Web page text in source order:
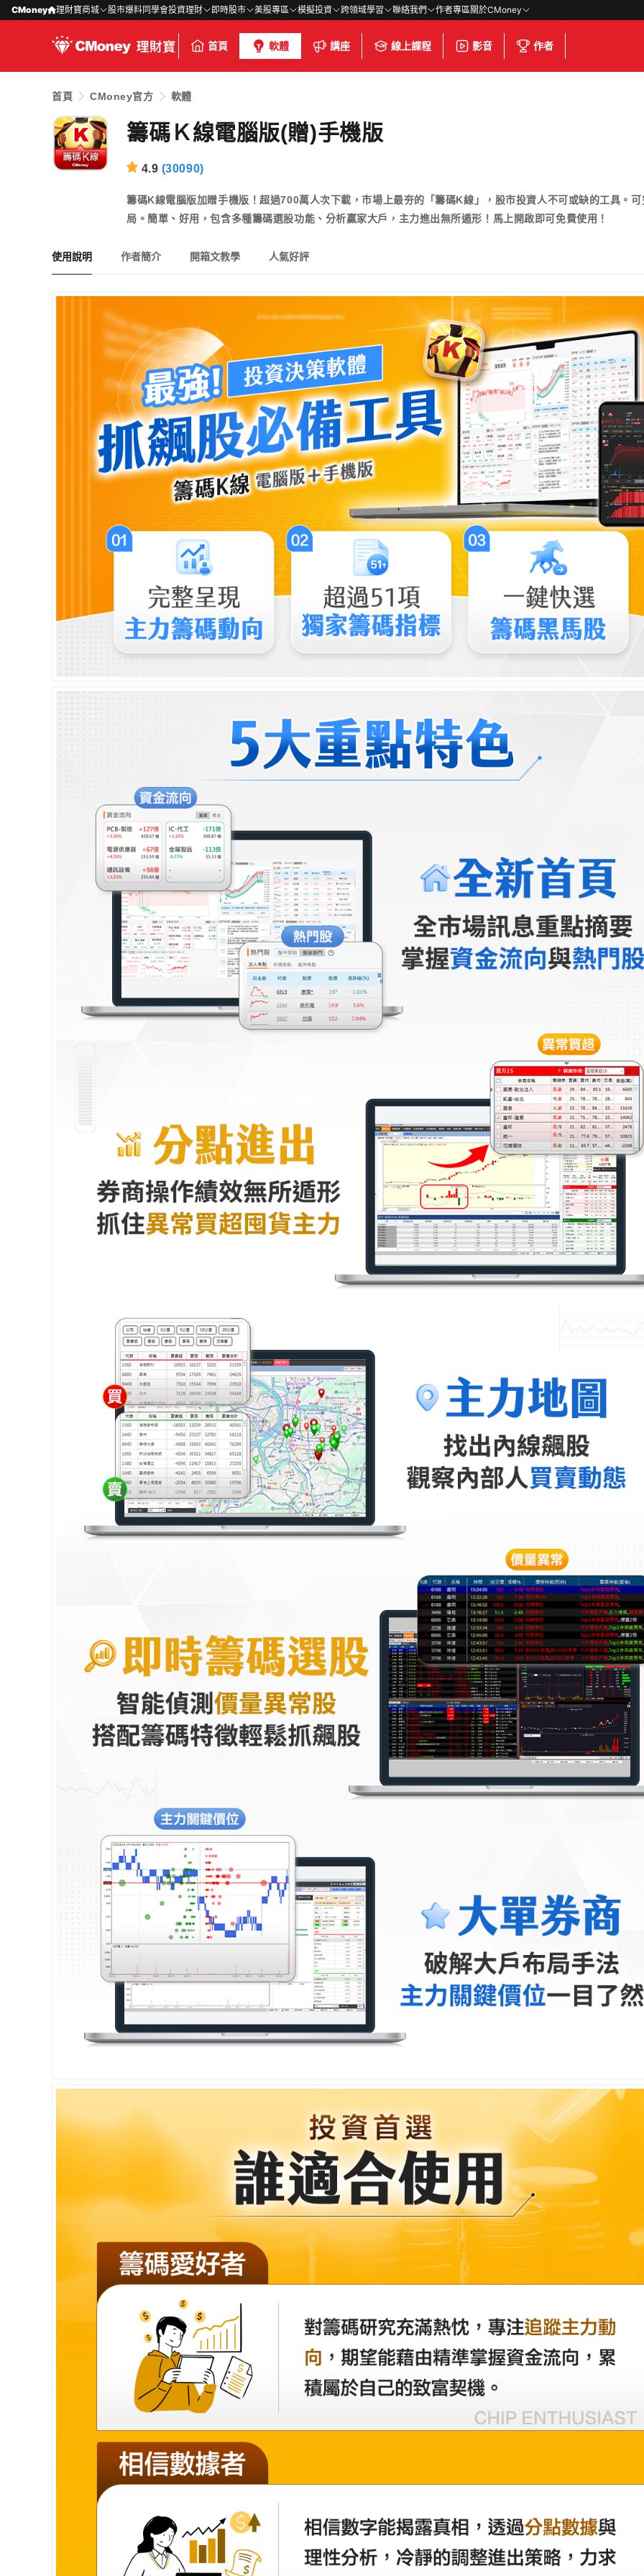
CMoney 理財寶商城 股市爆料同學會投資理財 即時股市 美股專區 模擬投資 跨領域學習 聯絡我們 作者專區關於CMoney
首頁 軟體 講座 線上課程 影音 作者
首頁 CMoney官方 軟體
籌碼Ｋ線電腦版(贈)手機版
4.9 (30090)
籌碼K線電腦版加贈手機版！超過700萬人次下載，市場上最夯的「籌碼K線」，股市投資人不可或缺的工具。
局。簡單、好用，包含多種籌碼選股功能、分析贏家大戶，主力進出無所遁形！馬上開啟即可免費使用！
使用說明 作者簡介 開箱文教學 人氣好評